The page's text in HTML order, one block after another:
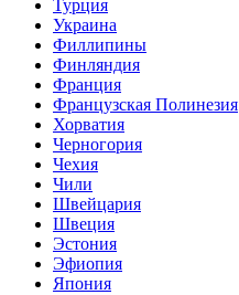
Турция
Украина
Филлипины
Финляндия
Франция
Французская Полинезия
Хорватия
Черногория
Чехия
Чили
Швейцария
Швеция
Эстония
Эфиопия
Япония